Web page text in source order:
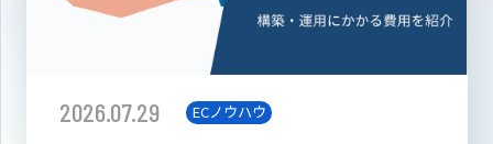
2026.07.29 ECノウハウ